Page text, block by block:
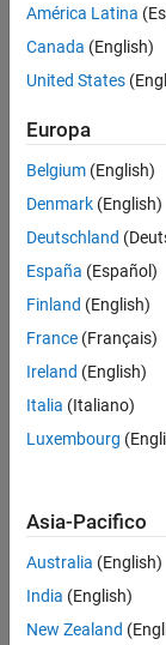
América Latina
Canada (English)
United States
Europa
Belgium (English)
Denmark (English)
Deutschland
España (Español)
Finland (English)
France (Français)
Ireland (English)
Italia (Italiano)
Luxembourg
Asia-Pacifico
Australia (English)
India (English)
New Zealand
Centro di fiducia
Antipirateria
© 1994-2026